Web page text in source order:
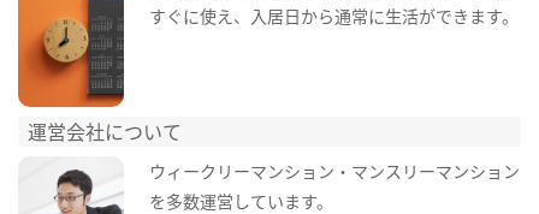
すぐに使え、入居日から通常に生活ができます。
運営会社について
ウィークリーマンション・マンスリーマンション
を多数運営しています。